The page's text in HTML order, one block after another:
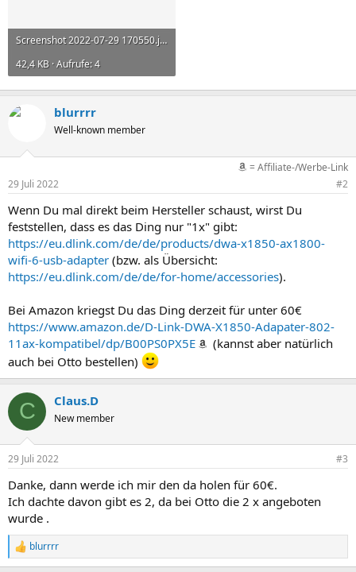
Screenshot 2022-07-29 170550.jpg
42,4 KB · Aufrufe: 4
blurrrr
Well-known member
= Affiliate-/Werbe-Link
29 Juli 2022
#2
Wenn Du mal direkt beim Hersteller schaust, wirst Du
feststellen, dass es das Ding nur "1x" gibt:
https://eu.dlink.com/de/de/products/dwa-x1850-ax1800-
wifi-6-usb-adapter (bzw. als Übersicht:
https://eu.dlink.com/de/de/for-home/accessories).
Bei Amazon kriegst Du das Ding derzeit für unter 60€
https://www.amazon.de/D-Link-DWA-X1850-Adapater-802-
11ax-kompatibel/dp/B00PS0PX5E
(kannst aber natürlich
auch bei Otto bestellen)
C Claus.D
New member
29 Juli 2022 #3
Danke, dann werde ich mir den da holen für 60€.
Ich dachte davon gibt es 2, da bei Otto die 2 x angeboten
wurde .
R
e
blurrrr